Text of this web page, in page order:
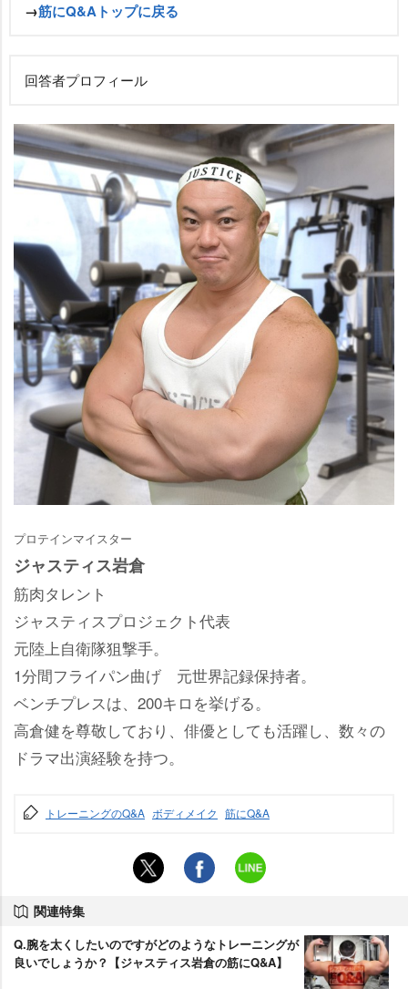
→筋にQ&Aトップに戻る
回答者プロフィール
プロテインマイスター
ジャスティス岩倉
筋肉タレント
ジャスティスプロジェクト代表
元陸上自衛隊狙撃手。
1分間フライパン曲げ 元世界記録保持者。
ベンチプレスは、200キロを挙げる。
高倉健を尊敬しており、俳優としても活躍し、数々の
ドラマ出演経験を持つ。
トレーニングのQ&A ボディメイク 筋にQ&A
関連特集
Q.腕を太くしたいのですがどのようなトレーニングが
良いでしょうか？【ジャスティス岩倉の筋にQ&A】